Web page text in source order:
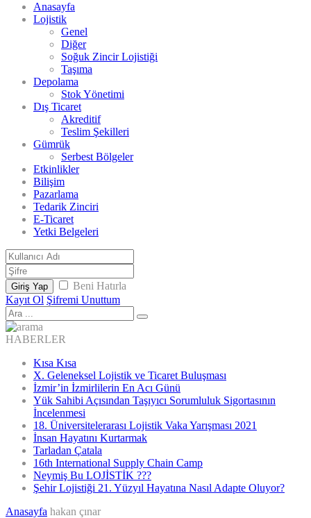
Anasayfa
Lojistik
Genel
Diğer
Soğuk Zincir Lojistiği
Taşıma
Depolama
Stok Yönetimi
Dış Ticaret
Akreditif
Teslim Şekilleri
Gümrük
Serbest Bölgeler
Etkinlikler
Bilişim
Pazarlama
Tedarik Zinciri
E-Ticaret
Yetki Belgeleri
Giriş Yap
Beni Hatırla
Kayıt Ol Şifremi Unuttum
HABERLER
Kısa Kısa
X. Geleneksel Lojistik ve Ticaret Buluşması
İzmir’in İzmirlilerin En Acı Günü
Yük Sahibi Açısından Taşıyıcı Sorumluluk Sigortasının
İncelenmesi
18. Üniversitelerarası Lojistik Vaka Yarışması 2021
İnsan Hayatını Kurtarmak
Tarladan Çatala
16th International Supply Chain Camp
Neymiş Bu LOJİSTİK ???
Şehir Lojistiği 21. Yüzyıl Hayatına Nasıl Adapte Oluyor?
Anasayfa hakan çınar